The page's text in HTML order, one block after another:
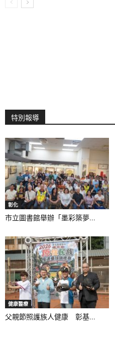
特別報導
彰化
市立圖書館舉辦「墨彩築夢...
健康醫療
父親節照護族人健康 彰基...